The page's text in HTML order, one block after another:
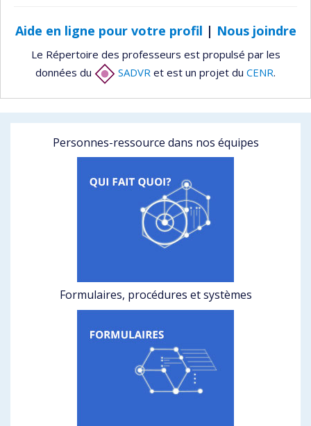
Aide en ligne pour votre profil | Nous joindre
Le Répertoire des professeurs est propulsé par les
données du
SADVR et est un projet du CENR.
Personnes-ressource dans nos équipes
Formulaires, procédures et systèmes